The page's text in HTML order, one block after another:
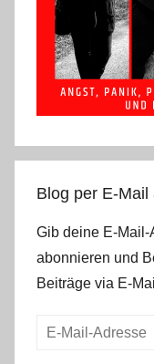
Blog per E-Mail
Gib deine E-Mail-
abonnieren und
Beiträge via E-
E-